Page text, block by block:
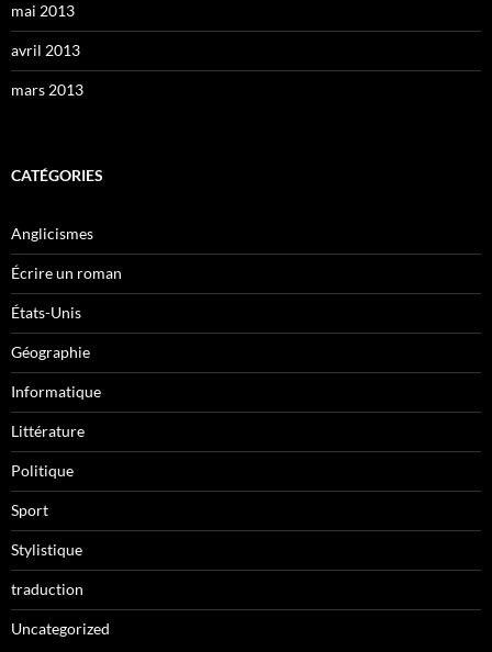
mai 2013
avril 2013
mars 2013
CATÉGORIES
Anglicismes
Écrire un roman
États-Unis
Géographie
Informatique
Littérature
Politique
Sport
Stylistique
traduction
Uncategorized